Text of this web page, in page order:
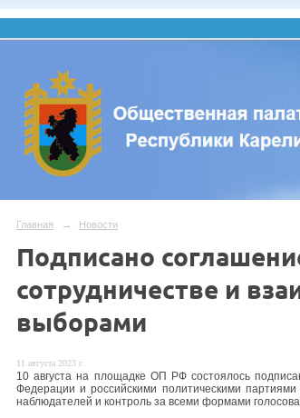
Главная → Новости
Подписано
сотрудничестве и
выборами
11 августа 2023 г.
10 августа на площадке ОП РФ состоялось
Федерации и российскими политическими
наблюдателей и контроль за всеми формами